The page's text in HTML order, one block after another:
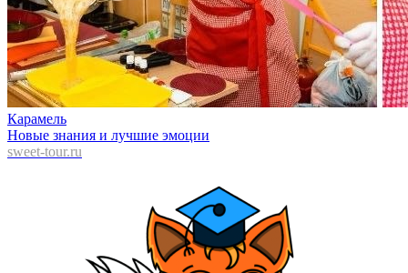
Карамель
Новые знания и лучшие эмоции
sweet-tour.ru